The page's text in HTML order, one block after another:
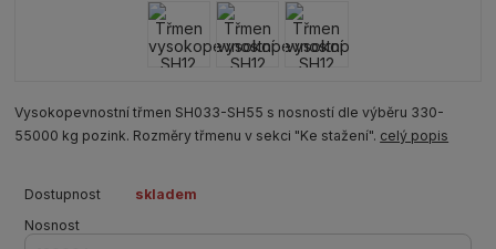
Vysokopevnostní třmen SH033-SH55 s nosností dle výběru 330-
55000 kg pozink. Rozměry třmenu v sekci "Ke stažení". celý popis
Dostupnost
skladem
Nosnost